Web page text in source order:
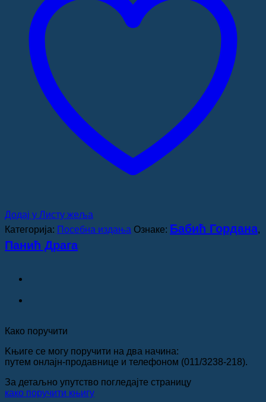
количина
Додај у Листу жеља
Категорија: Посебна издања Ознаке: Бабић Гордана,
Панић Драга
Како поручити
Kњиге се могу поручити на два начина:
путем онлајн-продавнице и телефоном (011/3238-218).
За детаљно упутство погледајте страницу
како поручити књигу